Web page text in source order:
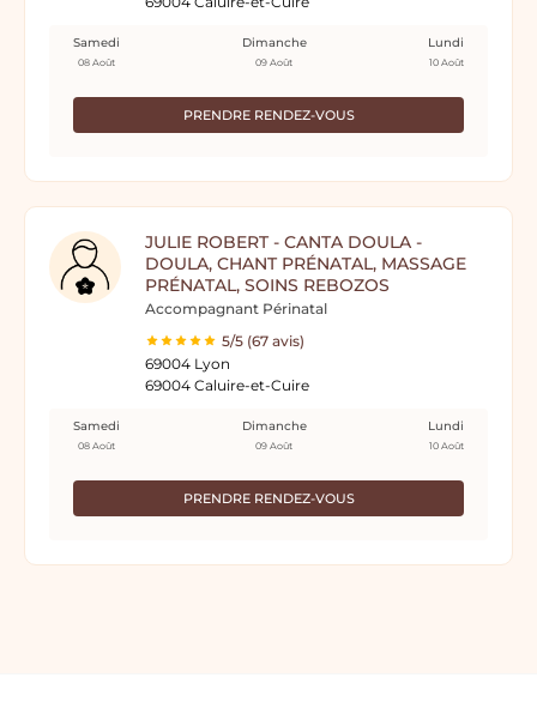
PRENDRE RENDEZ-VOUS
Samedi
08 Août
Dimanche
09 Août
Lundi
10 Août
JULIE ROBERT - CANTA DOULA -
DOULA, CHANT PRÉNATAL, MASSAGE
PRÉNATAL, SOINS REBOZOS
Accompagnant Périnatal
5/5 (67 avis)
69004 Lyon
69004 Caluire-et-Cuire
PRENDRE RENDEZ-VOUS
Samedi
08 Août
Dimanche
09 Août
Lundi
10 Août